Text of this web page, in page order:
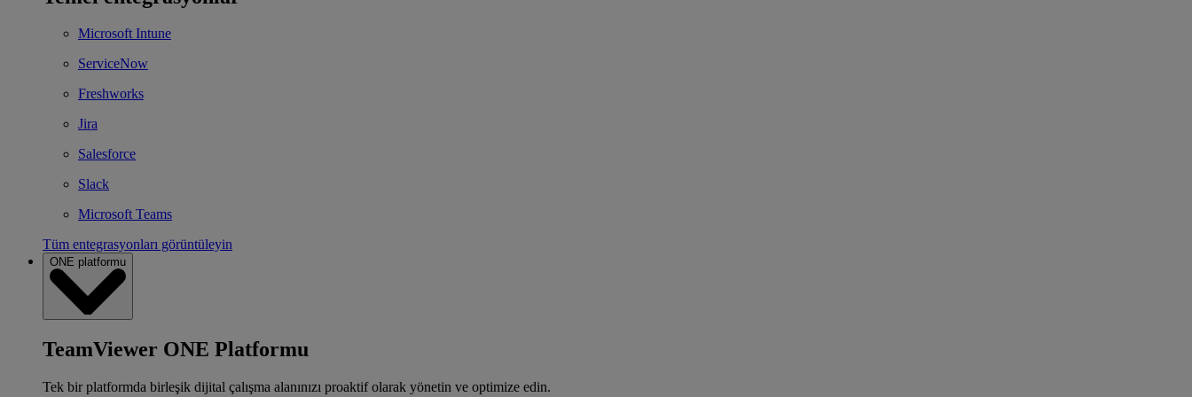
Microsoft Intune
ServiceNow
Freshworks
Jira
Salesforce
Slack
Microsoft Teams
Tüm entegrasyonları görüntüleyin
ONE platformu
TeamViewer ONE Platformu
Tek bir platformda birleşik dijital çalışma alanınızı proaktif olarak yönetin ve optimize edin.